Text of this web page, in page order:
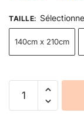
TAILLE: Sélectionne
140cm x 210cm